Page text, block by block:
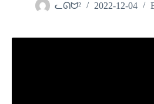
ᓚᘏᗢ² 2022-12-04